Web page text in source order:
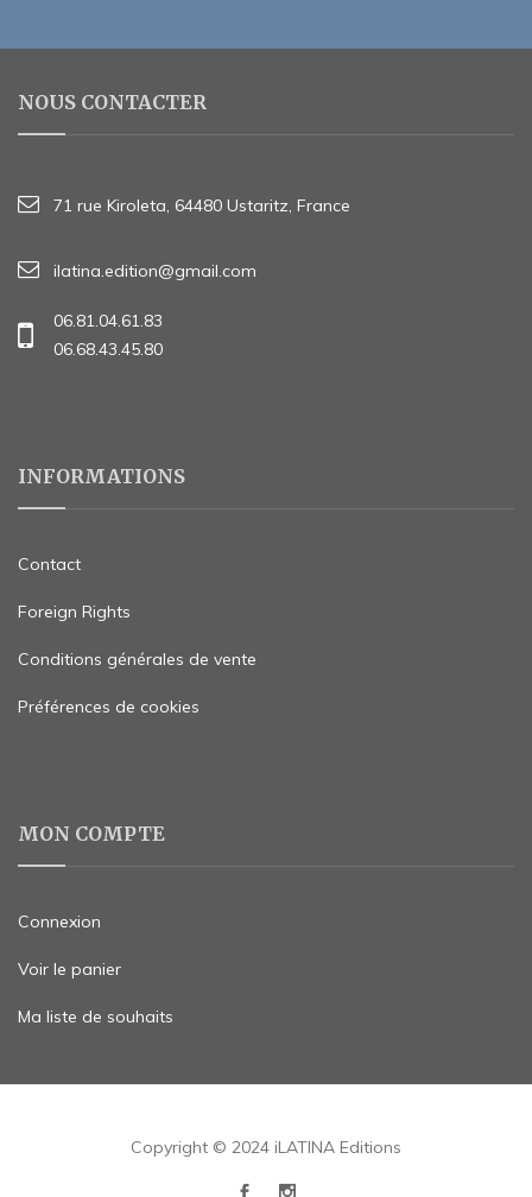
NOUS CONTACTER
71 rue Kiroleta, 64480 Ustaritz, France
ilatina.edition@gmail.com
06.81.04.61.83
06.68.43.45.80
INFORMATIONS
Contact
Foreign Rights
Conditions générales de vente
Préférences de cookies
MON COMPTE
Connexion
Voir le panier
Ma liste de souhaits
Copyright © 2024 iLATINA Editions